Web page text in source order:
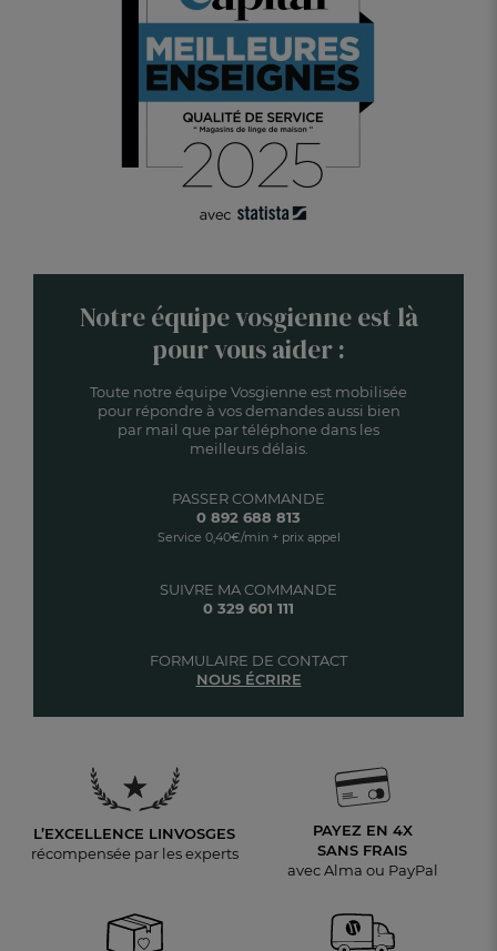
Notre équipe vosgienne est là
pour vous aider :
Toute notre équipe Vosgienne est mobilisée
pour répondre à vos demandes aussi bien
par mail que par téléphone dans les
meilleurs délais.
SUIVRE MA COMMANDE
0 329 601 111
PASSER COMMANDE
0 892 688 813
Service 0,40€/min + prix appel
FORMULAIRE DE CONTACT
NOUS ÉCRIRE
L’EXCELLENCE LINVOSGES
récompensée par les experts
PAYEZ EN 4X
SANS FRAIS
avec Alma ou PayPal